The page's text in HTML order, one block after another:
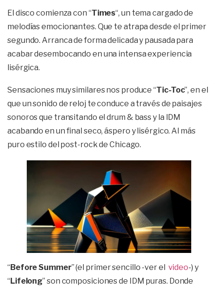
El disco comienza con “Times“, un tema cargado de
melodías emocionantes. Que te atrapa desde el primer
segundo. Arranca de forma delicada y pausada para
acabar desembocando en una intensa experiencia
lisérgica.
Sensaciones muy similares nos produce “Tic-Toc”, en el
que un sonido de reloj te conduce a través de paisajes
sonoros que transitando el drum & bass y la IDM
acabando en un final seco, áspero y lisérgico. Al más
puro estilo del post-rock de Chicago.
“Before Summer” (el primer sencillo -ver el video-) y
“Lifelong” son composiciones de IDM puras. Donde